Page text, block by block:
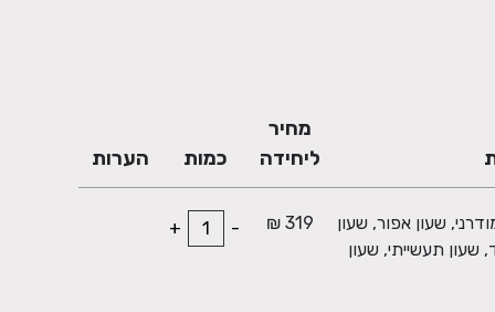
מחיר
ליחידה
כמות הערות
שעון מודרני, שעון אפור, שעון
שעון תעשייתי, שעון
319 ₪
-
+